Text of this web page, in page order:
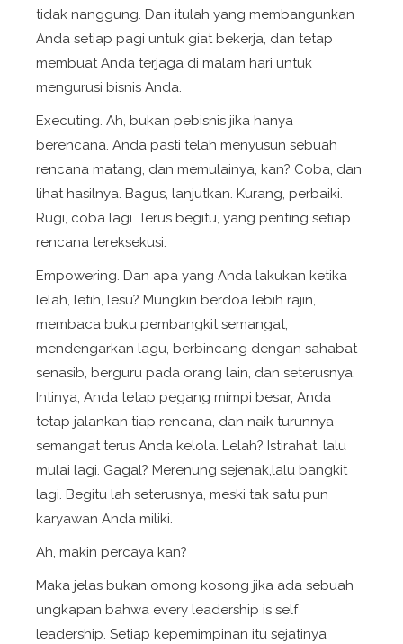
tidak nanggung. Dan itulah yang membangunkan
Anda setiap pagi untuk giat bekerja, dan tetap
membuat Anda terjaga di malam hari untuk
mengurusi bisnis Anda.
Executing. Ah, bukan pebisnis jika hanya
berencana. Anda pasti telah menyusun sebuah
rencana matang, dan memulainya, kan? Coba, dan
lihat hasilnya. Bagus, lanjutkan. Kurang, perbaiki.
Rugi, coba lagi. Terus begitu, yang penting setiap
rencana tereksekusi.
Empowering. Dan apa yang Anda lakukan ketika
lelah, letih, lesu? Mungkin berdoa lebih rajin,
membaca buku pembangkit semangat,
mendengarkan lagu, berbincang dengan sahabat
senasib, berguru pada orang lain, dan seterusnya.
Intinya, Anda tetap pegang mimpi besar, Anda
tetap jalankan tiap rencana, dan naik turunnya
semangat terus Anda kelola. Lelah? Istirahat, lalu
mulai lagi. Gagal? Merenung sejenak,lalu bangkit
lagi. Begitu lah seterusnya, meski tak satu pun
karyawan Anda miliki.
Ah, makin percaya kan?
Maka jelas bukan omong kosong jika ada sebuah
ungkapan bahwa every leadership is self
leadership. Setiap kepemimpinan itu sejatinya